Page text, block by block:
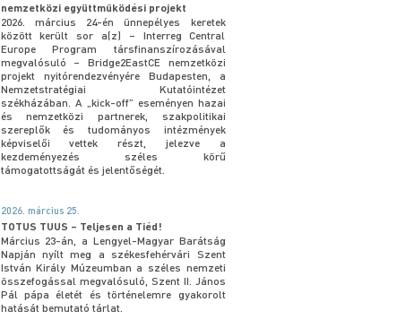
nemzetközi együttműködési projekt
2026. március 24-én ünnepélyes keretek
között került sor a(z) – Interreg Central
Europe Program társfinanszírozásával
megvalósuló – Bridge2EastCE nemzetközi
projekt nyitórendezvényére Budapesten, a
Nemzetstratégiai Kutatóintézet
székházában. A „kick-off” eseményen hazai
és nemzetközi partnerek, szakpolitikai
szereplők és tudományos intézmények
képviselői vettek részt, jelezve a
kezdeményezés széles körű
támogatottságát és jelentőségét.
2026. március 25.
TOTUS TUUS – Teljesen a Tiéd!
Március 23-án, a Lengyel-Magyar Barátság
Napján nyílt meg a székesfehérvári Szent
István Király Múzeumban a széles nemzeti
összefogással megvalósuló, Szent II. János
Pál pápa életét és történelemre gyakorolt
hatását bemutató tárlat.